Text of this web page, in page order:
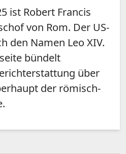
ist Robert Francis
von Rom. Der US-
den Namen Leo XIV.
bündelt
über
der römisch-